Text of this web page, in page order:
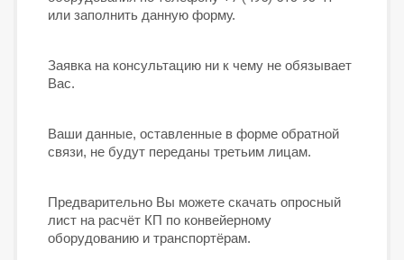
или заполнить данную форму.
Заявка на консультацию ни к чему не обязывает
Вас.
Ваши данные, оставленные в форме обратной
связи, не будут переданы третьим лицам.
Предварительно Вы можете скачать опросный
лист на расчёт КП по конвейерному
оборудованию и транспортёрам.